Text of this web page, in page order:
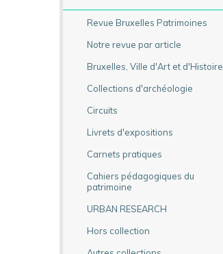
Revue Bruxelles Patrimoines
Notre revue par article
Bruxelles, Ville d'Art et d'Histoire
Collections d'archéologie
Circuits
Livrets d'expositions
Carnets pratiques
Cahiers pédagogiques du
patrimoine
URBAN RESEARCH
Hors collection